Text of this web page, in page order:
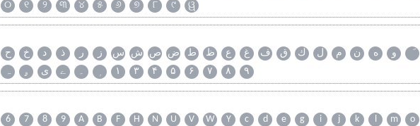
୦ ୧ ୨ ୩ ୪ ୫ ୬ ୭ ୮ ୯ ୱ
ح خ د ذ ر ز س ش ص ض ط ظ ع غ ف ق ك ل م ن ه و
ہ ۄ ی ے ۔ ۱ ۳ ۴ ۵ ۶ ۷ ۸ ۹
6 7 8 9 A B F H N U V W Y c d e g i j k l m o